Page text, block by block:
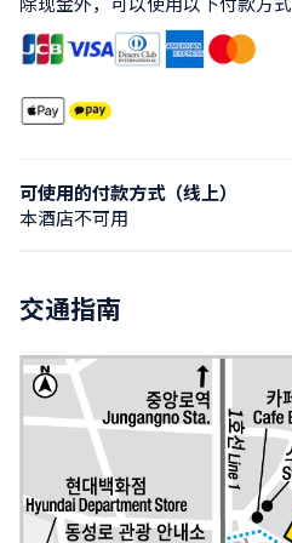
可使用的付款方式（线上）
本酒店不可用
交通指南